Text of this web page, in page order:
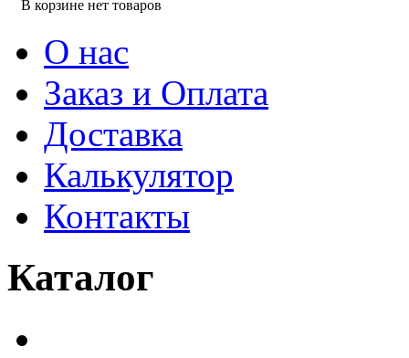
В корзине нет товаров
О нас
Заказ и Оплата
Доставка
Калькулятор
Контакты
Каталог